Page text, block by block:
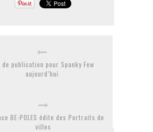
de publication pour Spanky Few
aujourd’hui
BE-POLES édite des Portraits de
villes